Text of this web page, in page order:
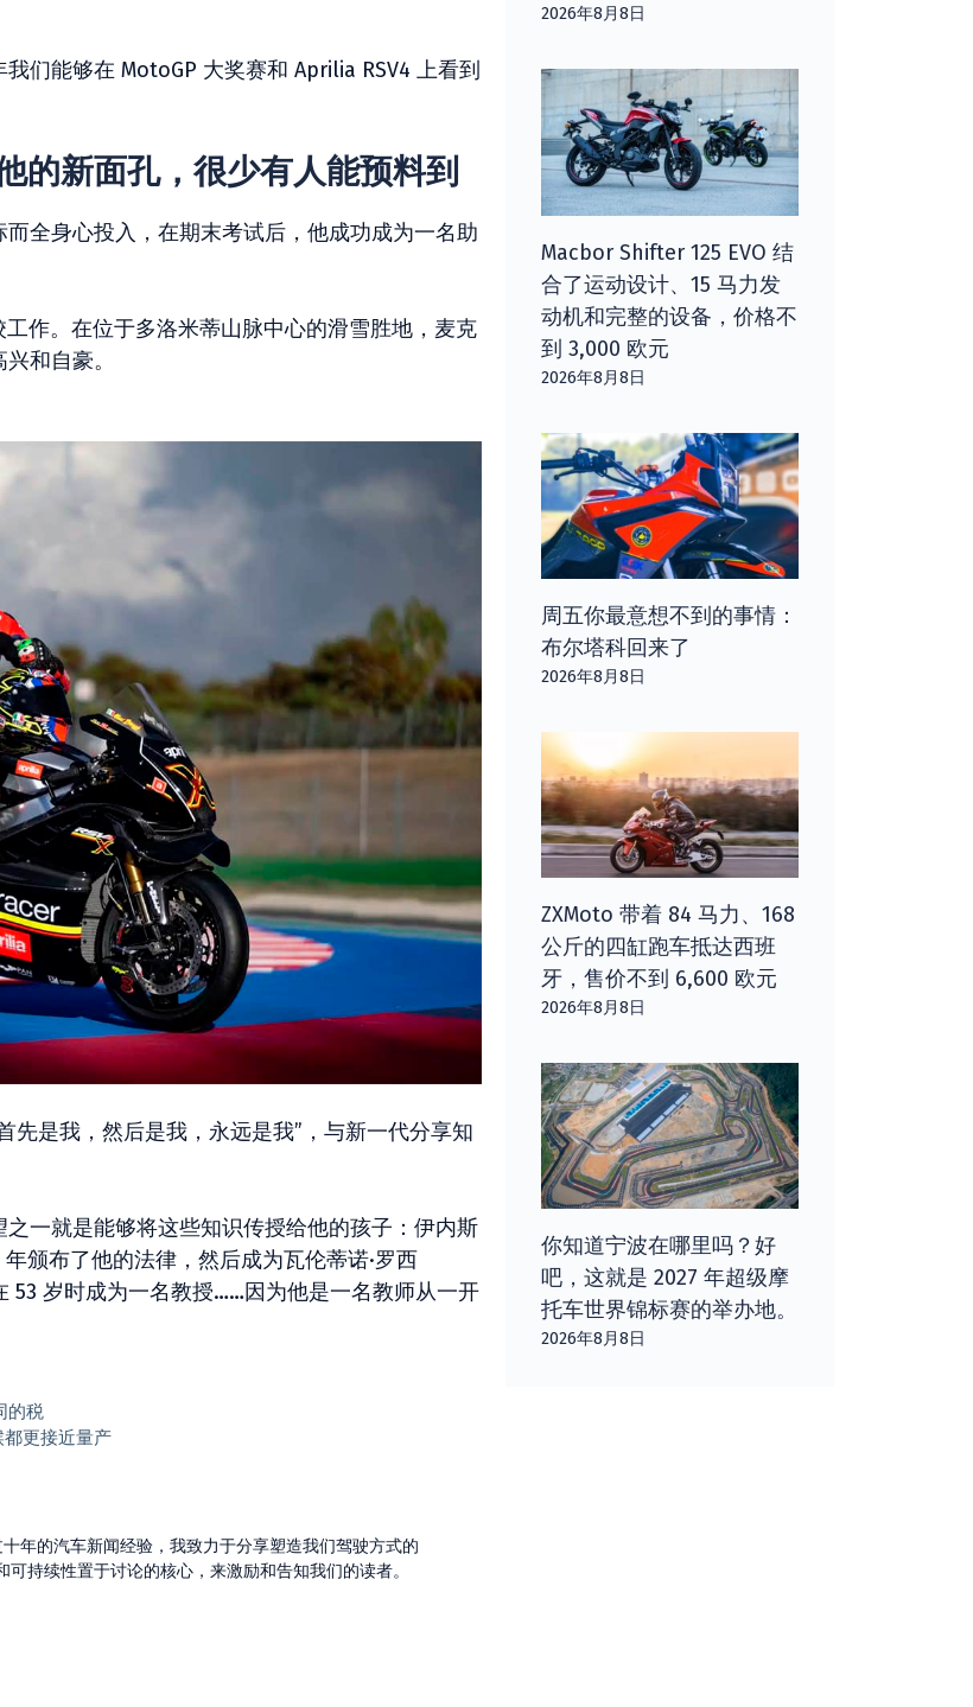
们能够在 MotoGP 大奖赛和 Aprilia RSV4 上看到
新面孔，很少有人能预料到
全身心投入，在期末考试后，他成功成为一名助
作。在位于多洛米蒂山脉中心的滑雪胜地，麦克
和自豪。
先是我，然后是我，永远是我”，与新一代分享知
一就是能够将这些知识传授给他的孩子：伊内斯
颁布了他的法律，然后成为瓦伦蒂诺·罗西
53 岁时成为一名教授……因为他是一名教师从一开
的税
更接近量产
年的汽车新闻经验，我致力于分享塑造我们驾驶方式的
持续性置于讨论的核心，来激励和告知我们的读者。
2026年8月8日
Macbor Shifter 125 EVO 结
合了运动设计、15 马力发
动机和完整的设备，价格不
到 3,000 欧元
2026年8月8日
周五你最意想不到的事情：
布尔塔科回来了
2026年8月8日
ZXMoto 带着 84 马力、168
公斤的四缸跑车抵达西班
牙，售价不到 6,600 欧元
2026年8月8日
你知道宁波在哪里吗？好
吧，这就是 2027 年超级摩
托车世界锦标赛的举办地。
2026年8月8日